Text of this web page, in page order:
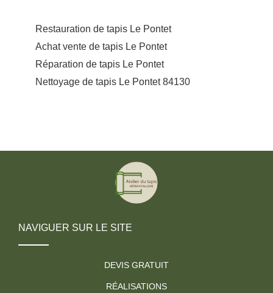
Restauration de tapis Le Pontet
Achat vente de tapis Le Pontet
Réparation de tapis Le Pontet
Nettoyage de tapis Le Pontet 84130
NAVIGUER SUR LE SITE
DEVIS GRATUIT
RÉALISATIONS